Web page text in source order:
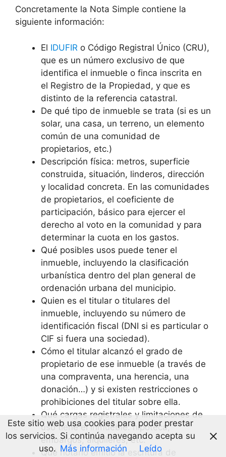
Concretamente la Nota Simple contiene la
siguiente información:
El IDUFIR o Código Registral Único (CRU),
que es un número exclusivo de que
identifica el inmueble o finca inscrita en
el Registro de la Propiedad, y que es
distinto de la referencia catastral.
De qué tipo de inmueble se trata (si es un
solar, una casa, un terreno, un elemento
común de una comunidad de
propietarios, etc.)
Descripción física: metros, superficie
construida, situación, linderos, dirección
y localidad concreta. En las comunidades
de propietarios, el coeficiente de
participación, básico para ejercer el
derecho al voto en la comunidad y para
determinar la cuota en los gastos.
Qué posibles usos puede tener el
inmueble, incluyendo la clasificación
urbanística dentro del plan general de
ordenación urbana del municipio.
Quien es el titular o titulares del
inmueble, incluyendo su número de
identificación fiscal (DNI si es particular o
CIF si fuera una sociedad).
Cómo el titular alcanzó el grado de
propietario de ese inmueble (a través de
una compraventa, una herencia, una
donación…) y si existen restricciones o
prohibiciones del titular sobre ella.
Qué cargas registrales y limitaciones de
uso tiene el inmueble: hipoteca,
embargos, alquileres, etc.
Qué notario emitió la escritura de
Este sitio web usa cookies para poder prestar
los servicios. Si continúa navegando acepta su
uso. Más información Leído